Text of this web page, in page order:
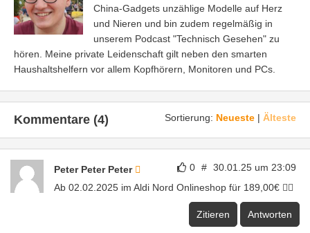
China-Gadgets unzählige Modelle auf Herz
und Nieren und bin zudem regelmäßig in
unserem Podcast "Technisch Gesehen" zu
hören. Meine private Leidenschaft gilt neben den smarten
Haushaltshelfern vor allem Kopfhörern, Monitoren und PCs.
Sortierung: Neueste | Älteste
Kommentare (4)
0 # 30.01.25 um 23:09
Peter Peter Peter
Ab 02.02.2025 im Aldi Nord Onlineshop für 189,00€ 👌🏼
Zitieren Antworten